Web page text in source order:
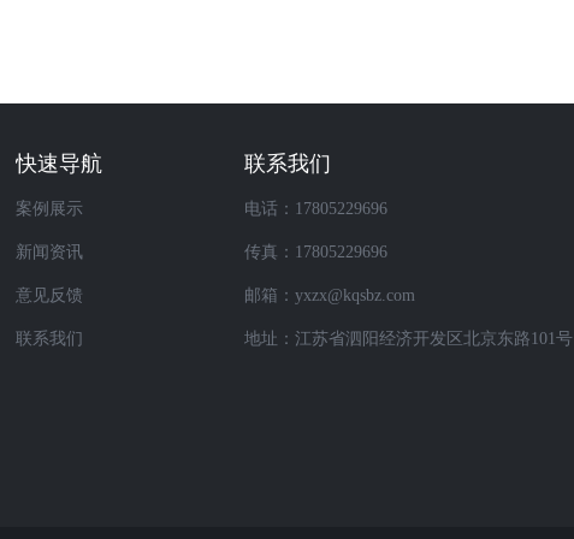
快速导航
案例展示
新闻资讯
意见反馈
联系我们
联系我们
电话：17805229696
传真：17805229696
邮箱：yxzx@kqsbz.com
地址：江苏省泗阳经济开发区北京东路101号